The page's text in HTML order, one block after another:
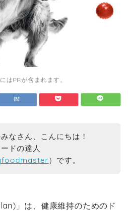
はPRが含まれます。
なさん、こんにちは！
ドの達人
）です。
」は、健康維持のためのド